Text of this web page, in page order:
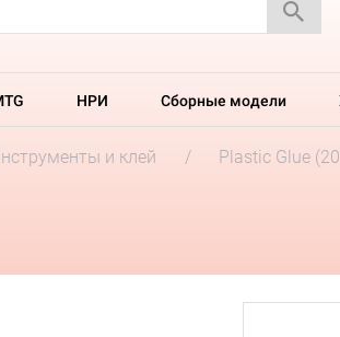
НРИ Сборные модели
и клей Plastic Glue